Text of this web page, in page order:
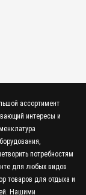
ассортимент
интересы и
потребностям
для любых видов
товаров для отдыха и
Нашими